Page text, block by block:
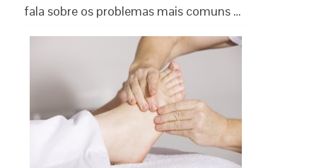
fala sobre os problemas mais comuns …